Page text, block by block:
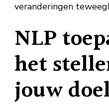
veranderingen
NLP
het
jouw